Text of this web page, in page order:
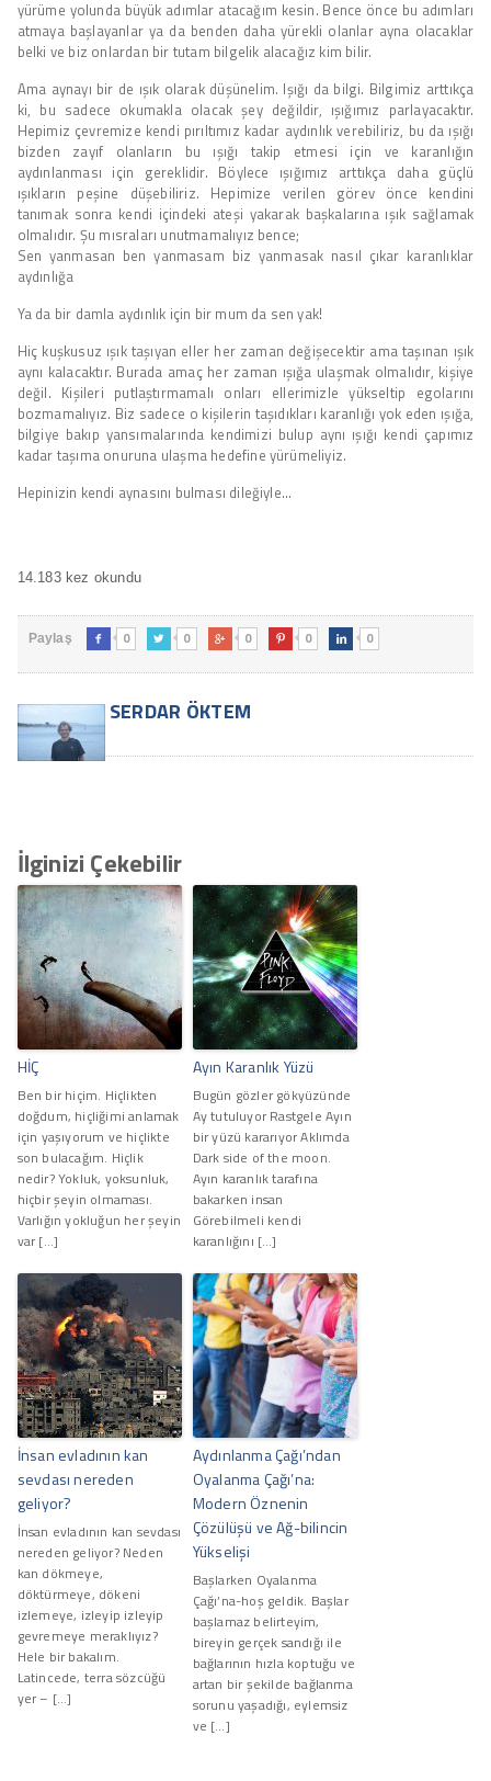
yürüme yolunda büyük adımlar atacağım kesin. Bence önce bu adımları
atmaya başlayanlar ya da benden daha yürekli olanlar ayna olacaklar
belki ve biz onlardan bir tutam bilgelik alacağız kim bilir.
Ama aynayı bir de ışık olarak düşünelim. Işığı da bilgi. Bilgimiz arttıkça
ki, bu sadece okumakla olacak şey değildir, ışığımız parlayacaktır.
Hepimiz çevremize kendi pırıltımız kadar aydınlık verebiliriz, bu da ışığı
bizden zayıf olanların bu ışığı takip etmesi için ve karanlığın
aydınlanması için gereklidir. Böylece ışığımız arttıkça daha güçlü
ışıkların peşine düşebiliriz. Hepimize verilen görev önce kendini
tanımak sonra kendi içindeki ateşi yakarak başkalarına ışık sağlamak
olmalıdır. Şu mısraları unutmamalıyız bence;
Sen yanmasan ben yanmasam biz yanmasak nasıl çıkar karanlıklar
aydınlığa
Ya da bir damla aydınlık için bir mum da sen yak!
Hiç kuşkusuz ışık taşıyan eller her zaman değişecektir ama taşınan ışık
aynı kalacaktır. Burada amaç her zaman ışığa ulaşmak olmalıdır, kişiye
değil. Kişileri putlaştırmamalı onları ellerimizle yükseltip egolarını
bozmamalıyız. Biz sadece o kişilerin taşıdıkları karanlığı yok eden ışığa,
bilgiye bakıp yansımalarında kendimizi bulup aynı ışığı kendi çapımız
kadar taşıma onuruna ulaşma hedefine yürümeliyiz.
Hepinizin kendi aynasını bulması dileğiyle…
14.183 kez okundu
Paylaş  0  0  0  0  0
SERDAR ÖKTEM
İlginizi Çekebilir
HİÇ
Ben bir hiçim. Hiçlikten
doğdum, hiçliğimi anlamak
için yaşıyorum ve hiçlikte
son bulacağım. Hiçlik
nedir? Yokluk, yoksunluk,
hiçbir şeyin olmaması.
Varlığın yokluğun her şeyin
var […]
Ayın Karanlık Yüzü
Bugün gözler gökyüzünde
Ay tutuluyor Rastgele Ayın
bir yüzü kararıyor Aklımda
Dark side of the moon.
Ayın karanlık tarafına
bakarken insan
Görebilmeli kendi
karanlığını […]
İnsan evladının kan
sevdası nereden
geliyor?
İnsan evladının kan sevdası
nereden geliyor? Neden
kan dökmeye,
döktürmeye, dökeni
izlemeye, izleyip izleyip
gevremeye meraklıyız?
Hele bir bakalım.
Latincede, terra sözcüğü
yer – […]
Aydınlanma Çağı’ndan
Oyalanma Çağı’na:
Modern Öznenin
Çözülüşü ve Ağ-bilincin
Yükselişi
Başlarken Oyalanma
Çağı’na-hoş geldik. Başlar
başlamaz belirteyim,
bireyin gerçek sandığı ile
bağlarının hızla koptuğu ve
artan bir şekilde bağlanma
sorunu yaşadığı, eylemsiz
ve […]